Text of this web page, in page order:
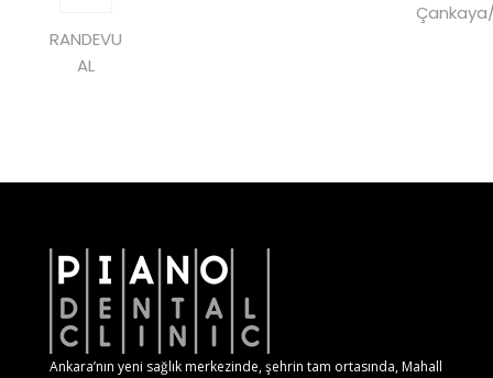
RANDEVU
AL
Ankara’nın yeni sağlık merkezinde, şehrin tam ortasında, Mahall